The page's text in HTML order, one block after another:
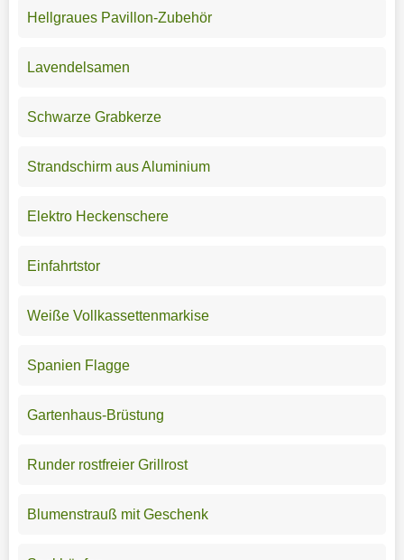
Hellgraues Pavillon-Zubehör
Lavendelsamen
Schwarze Grabkerze
Strandschirm aus Aluminium
Elektro Heckenschere
Einfahrtstor
Weiße Vollkassettenmarkise
Spanien Flagge
Gartenhaus-Brüstung
Runder rostfreier Grillrost
Blumenstrauß mit Geschenk